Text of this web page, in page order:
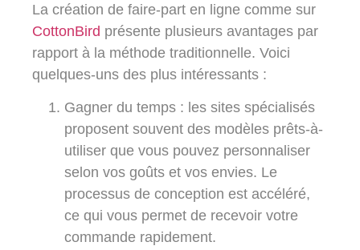
La création de faire-part en ligne comme sur
CottonBird présente plusieurs avantages par
rapport à la méthode traditionnelle. Voici
quelques-uns des plus intéressants :
Gagner du temps : les sites spécialisés
proposent souvent des modèles prêts-à-
utiliser que vous pouvez personnaliser
selon vos goûts et vos envies. Le
processus de conception est accéléré,
ce qui vous permet de recevoir votre
commande rapidement.